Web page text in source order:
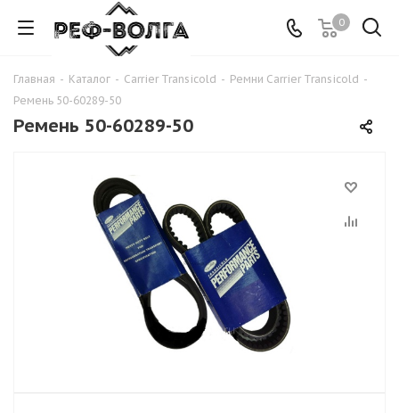
0
Главная - Каталог - Carrier Transicold - Ремни Carrier Transicold -
Ремень 50-60289-50
Ремень 50-60289-50